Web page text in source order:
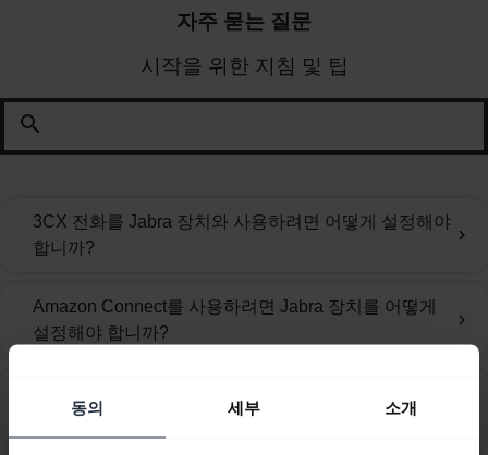
동의 세부 소개
자주 묻는 질문
시작을 위한 지침 및 팁
search
3CX 전화를 Jabra 장치와 사용하려면 어떻게 설정해야
합니까?
chevron_right
Amazon Connect를 사용하려면 Jabra 장치를 어떻게
설정해야 합니까?
chevron_right
권장하는 Jabra 코드는 무엇입니까?